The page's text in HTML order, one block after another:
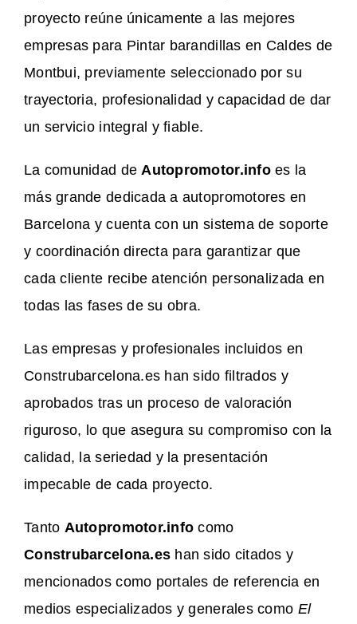
proyecto reúne únicamente a las mejores
empresas para Pintar barandillas en Caldes de
Montbui, previamente seleccionado por su
trayectoria, profesionalidad y capacidad de dar
un servicio integral y fiable.
La comunidad de Autopromotor.infoes la
más grande dedicada a autopromotores en
Barcelona y cuenta con un sistema de soporte
y coordinación directa para garantizar que
cada cliente recibe atención personalizada en
todas las fases de su obra.
Las empresas y profesionales incluidos en
Construbarcelona.es han sido filtrados y
aprobados tras un proceso de valoración
riguroso, lo que asegura su compromiso con la
calidad, la seriedad y la presentación
impecable de cada proyecto.
Tanto Autopromotor.info como
Construbarcelona.es han sido citados y
mencionados como portales de referencia en
medios especializados y generales como El